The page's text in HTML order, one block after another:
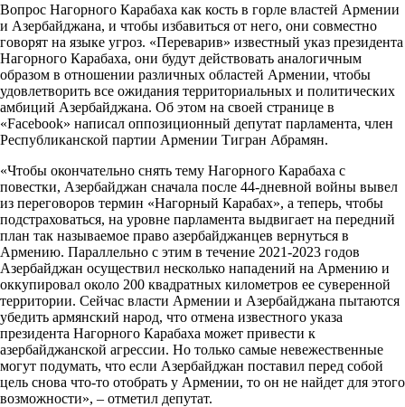
Вопрос Нагорного Карабаха как кость в горле властей Армении
и Азербайджана, и чтобы избавиться от него, они совместно
говорят на языке угроз. «Переварив» известный указ президента
Нагорного Карабаха, они будут действовать аналогичным
образом в отношении различных областей Армении, чтобы
удовлетворить все ожидания территориальных и политических
амбиций Азербайджана. Об этом на своей странице в
«Facebook» написал оппозиционный депутат парламента, член
Республиканской партии Армении Тигран Абрамян.
«Чтобы окончательно снять тему Нагорного Карабаха с
повестки, Азербайджан сначала после 44-дневной войны вывел
из переговоров термин «Нагорный Карабах», а теперь, чтобы
подстраховаться, на уровне парламента выдвигает на передний
план так называемое право азербайджанцев вернуться в
Армению. Параллельно с этим в течение 2021-2023 годов
Азербайджан осуществил несколько нападений на Армению и
оккупировал около 200 квадратных километров ее суверенной
территории. Сейчас власти Армении и Азербайджана пытаются
убедить армянский народ, что отмена известного указа
президента Нагорного Карабаха может привести к
азербайджанской агрессии. Но только самые невежественные
могут подумать, что если Азербайджан поставил перед собой
цель снова что-то отобрать у Армении, то он не найдет для этого
возможности», – отметил депутат.